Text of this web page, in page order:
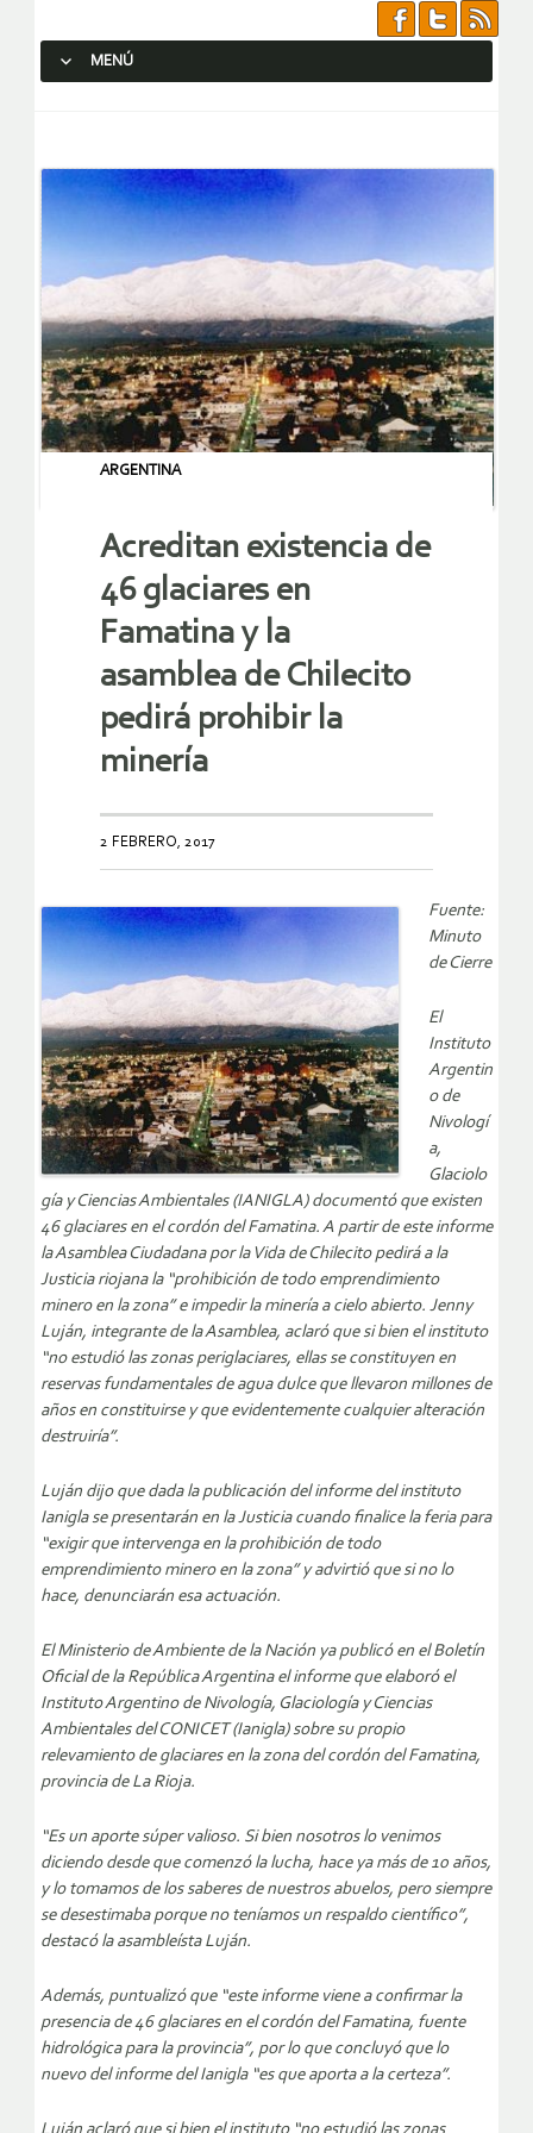
MENÚ
ARGENTINA
Acreditan existencia de
46 glaciares en
Famatina y la
asamblea de Chilecito
pedirá prohibir la
minería
2 FEBRERO, 2017
Fuente:
Minuto
de Cierre
El
Instituto
Argentin
o de
Nivologí
a,
Glaciolo
gía y Ciencias Ambientales (IANIGLA) documentó que existen
46 glaciares en el cordón del Famatina. A partir de este informe
la Asamblea Ciudadana por la Vida de Chilecito pedirá a la
Justicia riojana la “prohibición de todo emprendimiento
minero en la zona” e impedir la minería a cielo abierto. Jenny
Luján, integrante de la Asamblea, aclaró que si bien el instituto
“no estudió las zonas periglaciares, ellas se constituyen en
reservas fundamentales de agua dulce que llevaron millones de
años en constituirse y que evidentemente cualquier alteración
destruiría”.
Luján dijo que dada la publicación del informe del instituto
Ianigla se presentarán en la Justicia cuando finalice la feria para
“exigir que intervenga en la prohibición de todo
emprendimiento minero en la zona” y advirtió que si no lo
hace, denunciarán esa actuación.
El Ministerio de Ambiente de la Nación ya publicó en el Boletín
Oficial de la República Argentina el informe que elaboró el
Instituto Argentino de Nivología, Glaciología y Ciencias
Ambientales del CONICET (Ianigla) sobre su propio
relevamiento de glaciares en la zona del cordón del Famatina,
provincia de La Rioja.
“Es un aporte súper valioso. Si bien nosotros lo venimos
diciendo desde que comenzó la lucha, hace ya más de 10 años,
y lo tomamos de los saberes de nuestros abuelos, pero siempre
se desestimaba porque no teníamos un respaldo científico”,
destacó la asambleísta Luján.
Además, puntualizó que “este informe viene a confirmar la
presencia de 46 glaciares en el cordón del Famatina, fuente
hidrológica para la provincia”, por lo que concluyó que lo
nuevo del informe del Ianigla “es que aporta a la certeza”.